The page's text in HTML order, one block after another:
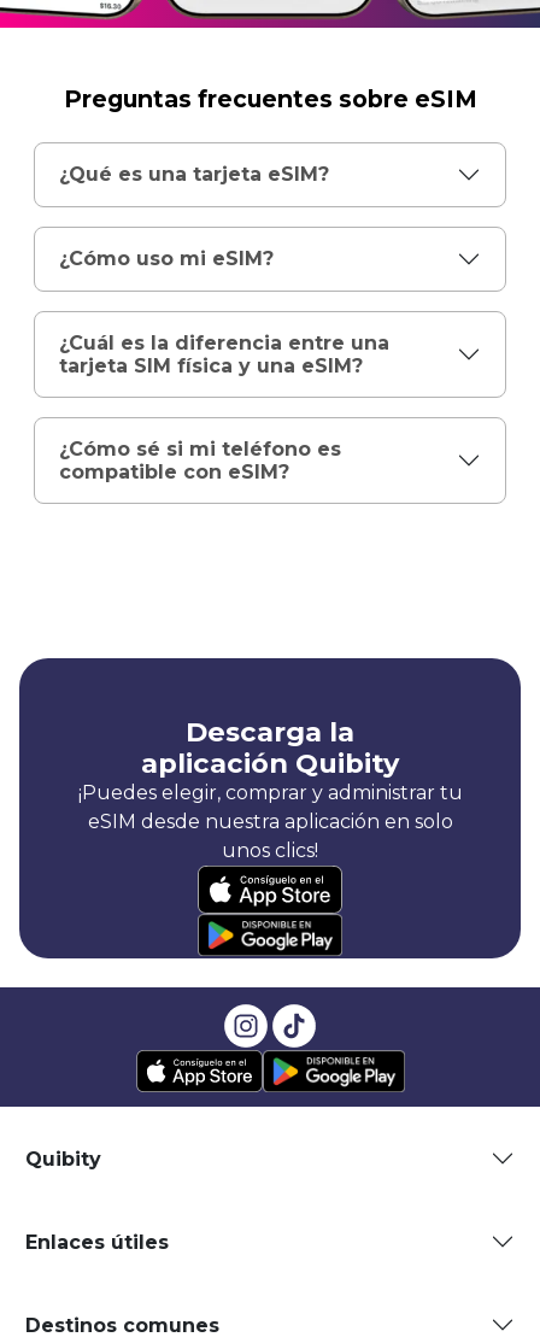
Preguntas frecuentes sobre eSIM
¿Qué es una tarjeta eSIM?
¿Cómo uso mi eSIM?
¿Cuál es la diferencia entre una
tarjeta SIM física y una eSIM?
¿Cómo sé si mi teléfono es
compatible con eSIM?
Descarga la
aplicación Quibity
¡Puedes elegir, comprar y administrar tu
eSIM desde nuestra aplicación en solo
unos clics!
Quibity
Enlaces útiles
Destinos comunes